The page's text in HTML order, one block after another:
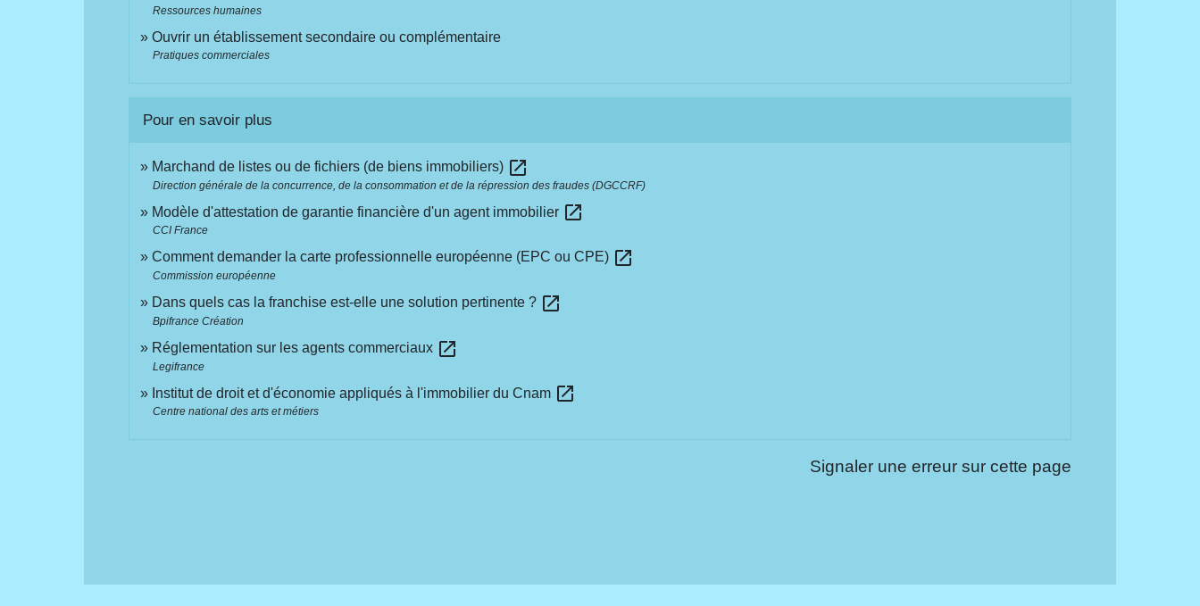
Ressources humaines
Ouvrir un établissement secondaire ou complémentaire
Pratiques commerciales
Pour en savoir plus
Marchand de listes ou de fichiers (de biens immobiliers) open_in_new
Direction générale de la concurrence, de la consommation et de la répression des fraudes (DGCCRF)
Modèle d'attestation de garantie financière d'un agent immobilier open_in_new
CCI France
Comment demander la carte professionnelle européenne (EPC ou CPE) open_in_new
Commission européenne
Dans quels cas la franchise est-elle une solution pertinente ? open_in_new
Bpifrance Création
Réglementation sur les agents commerciaux open_in_new
Legifrance
Institut de droit et d'économie appliqués à l'immobilier du Cnam open_in_new
Centre national des arts et métiers
Signaler une erreur sur cette page